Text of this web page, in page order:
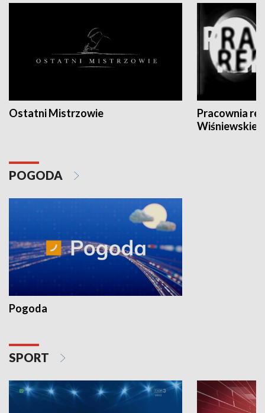
Ostatni Mistrzowie
Pracownia
POGODA
Pogoda
SPORT